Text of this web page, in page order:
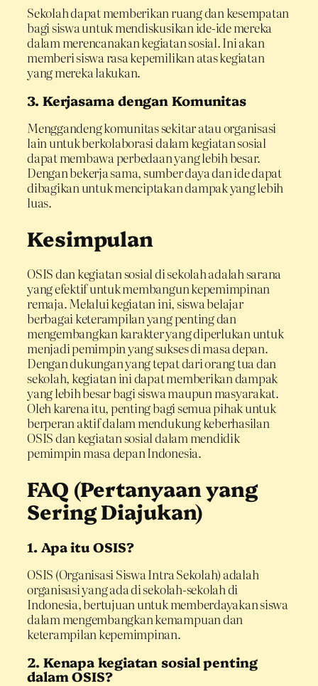
Sekolah dapat memberikan ruang dan kesempatan
bagi siswa untuk mendiskusikan ide-ide mereka
dalam merencanakan kegiatan sosial. Ini akan
memberi siswa rasa kepemilikan atas kegiatan
yang mereka lakukan.
3. Kerjasama dengan Komunitas
Menggandeng komunitas sekitar atau organisasi
lain untuk berkolaborasi dalam kegiatan sosial
dapat membawa perbedaan yang lebih besar.
Dengan bekerja sama, sumber daya dan ide dapat
dibagikan untuk menciptakan dampak yang lebih
luas.
Kesimpulan
OSIS dan kegiatan sosial di sekolah adalah sarana
yang efektif untuk membangun kepemimpinan
remaja. Melalui kegiatan ini, siswa belajar
berbagai keterampilan yang penting dan
mengembangkan karakter yang diperlukan untuk
menjadi pemimpin yang sukses di masa depan.
Dengan dukungan yang tepat dari orang tua dan
sekolah, kegiatan ini dapat memberikan dampak
yang lebih besar bagi siswa maupun masyarakat.
Oleh karena itu, penting bagi semua pihak untuk
berperan aktif dalam mendukung keberhasilan
OSIS dan kegiatan sosial dalam mendidik
pemimpin masa depan Indonesia.
FAQ (Pertanyaan yang
Sering Diajukan)
1. Apa itu OSIS?
OSIS (Organisasi Siswa Intra Sekolah) adalah
organisasi yang ada di sekolah-sekolah di
Indonesia, bertujuan untuk memberdayakan siswa
dalam mengembangkan kemampuan dan
keterampilan kepemimpinan.
2. Kenapa kegiatan sosial penting
dalam OSIS?